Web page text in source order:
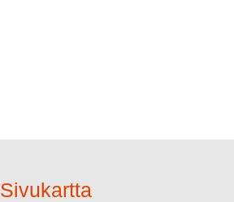
Sivukartta